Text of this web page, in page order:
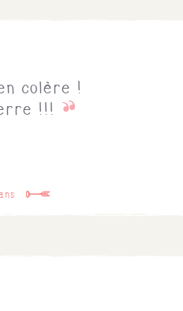
colère !
!!!